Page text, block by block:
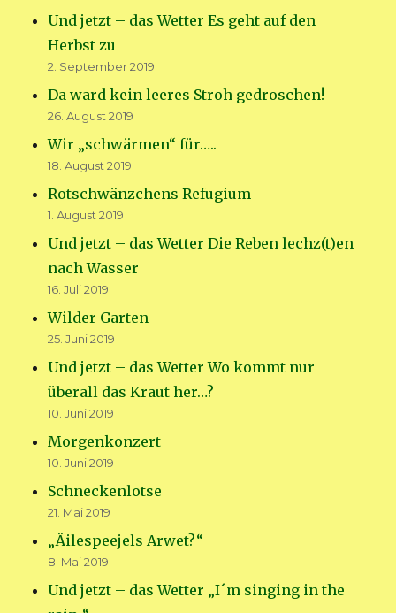
Und jetzt – das Wetter Es geht auf den
Herbst zu
2. September 2019
Da ward kein leeres Stroh gedroschen!
26. August 2019
Wir „schwärmen“ für…..
18. August 2019
Rotschwänzchens Refugium
1. August 2019
Und jetzt – das Wetter Die Reben lechz(t)en
nach Wasser
16. Juli 2019
Wilder Garten
25. Juni 2019
Und jetzt – das Wetter Wo kommt nur
überall das Kraut her…?
10. Juni 2019
Morgenkonzert
10. Juni 2019
Schneckenlotse
21. Mai 2019
„Äilespeejels Arwet?“
8. Mai 2019
Und jetzt – das Wetter „I´m singing in the